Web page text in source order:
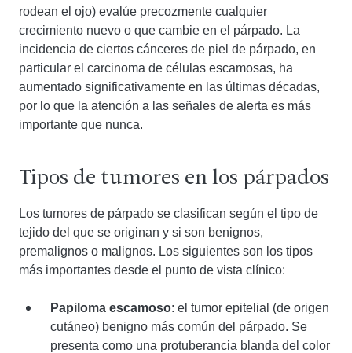
rodean el ojo) evalúe precozmente cualquier
crecimiento nuevo o que cambie en el párpado. La
incidencia de ciertos cánceres de piel de párpado, en
particular el carcinoma de células escamosas, ha
aumentado significativamente en las últimas décadas,
por lo que la atención a las señales de alerta es más
importante que nunca.
Tipos de tumores en los párpados
Los tumores de párpado se clasifican según el tipo de
tejido del que se originan y si son benignos,
premalignos o malignos. Los siguientes son los tipos
más importantes desde el punto de vista clínico:
Papiloma escamoso: el tumor epitelial (de origen
cutáneo) benigno más común del párpado. Se
presenta como una protuberancia blanda del color